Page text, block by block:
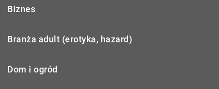
Biznes
Branża adult (erotyka, hazard)
Dom i ogród